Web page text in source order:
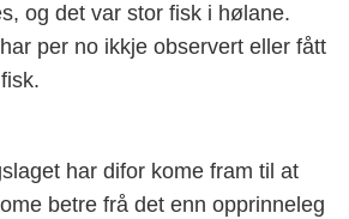
og det var stor fisk i hølane.
per no ikkje observert eller fått
har difor kome fram til at
betre frå det enn opprinneleg